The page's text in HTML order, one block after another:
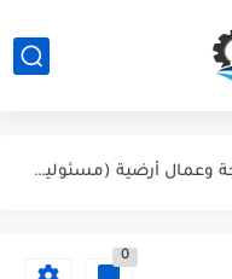
وظائف متوفرة الان على وظائف الاسكندرية بضمان ورعاية وظائف الاسكندرية...
وظائف شيفات ثلاجة وعمال أرضية (مسئولين صالة) | سوبر ماركت...
عاجل: وظيفة محاسب عام في الإسكندرية (سموحة) | شركة مراسي...
0